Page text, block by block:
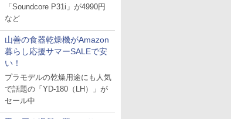
「Soundcore P31i」が4990円
など
山善の食器乾燥機がAmazon
暮らし応援サマーSALEで安
い！
プラモデルの乾燥用途にも人気
で話題の「YD-180（LH）」が
セール中